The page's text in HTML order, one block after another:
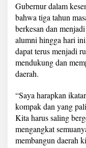
Gubernur dalam
bahwa tiga tahun
berkesan dan
alumni hingga hari
dapat terus menjadi
mendukung dan
daerah.
“Saya harapkan
kompak dan yang
Kita harus saling
mengangkat
membangun daerah